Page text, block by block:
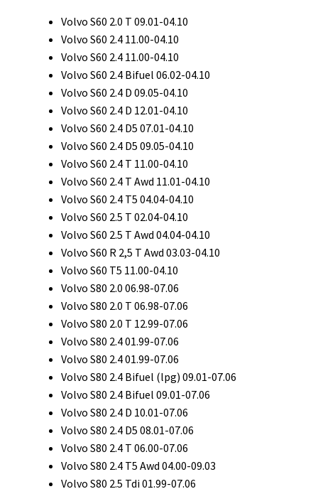
Volvo S60 2.0 T 09.01-04.10
Volvo S60 2.4 11.00-04.10
Volvo S60 2.4 11.00-04.10
Volvo S60 2.4 Bifuel 06.02-04.10
Volvo S60 2.4 D 09.05-04.10
Volvo S60 2.4 D 12.01-04.10
Volvo S60 2.4 D5 07.01-04.10
Volvo S60 2.4 D5 09.05-04.10
Volvo S60 2.4 T 11.00-04.10
Volvo S60 2.4 T Awd 11.01-04.10
Volvo S60 2.4 T5 04.04-04.10
Volvo S60 2.5 T 02.04-04.10
Volvo S60 2.5 T Awd 04.04-04.10
Volvo S60 R 2,5 T Awd 03.03-04.10
Volvo S60 T5 11.00-04.10
Volvo S80 2.0 06.98-07.06
Volvo S80 2.0 T 06.98-07.06
Volvo S80 2.0 T 12.99-07.06
Volvo S80 2.4 01.99-07.06
Volvo S80 2.4 01.99-07.06
Volvo S80 2.4 Bifuel (lpg) 09.01-07.06
Volvo S80 2.4 Bifuel 09.01-07.06
Volvo S80 2.4 D 10.01-07.06
Volvo S80 2.4 D5 08.01-07.06
Volvo S80 2.4 T 06.00-07.06
Volvo S80 2.4 T5 Awd 04.00-09.03
Volvo S80 2.5 Tdi 01.99-07.06